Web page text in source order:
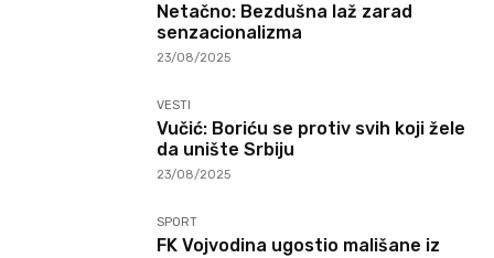
Netačno: Bezdušna laž zarad
senzacionalizma
23/08/2025
VESTI
Vučić: Boriću se protiv svih koji žele
da unište Srbiju
23/08/2025
SPORT
FK Vojvodina ugostio mališane iz